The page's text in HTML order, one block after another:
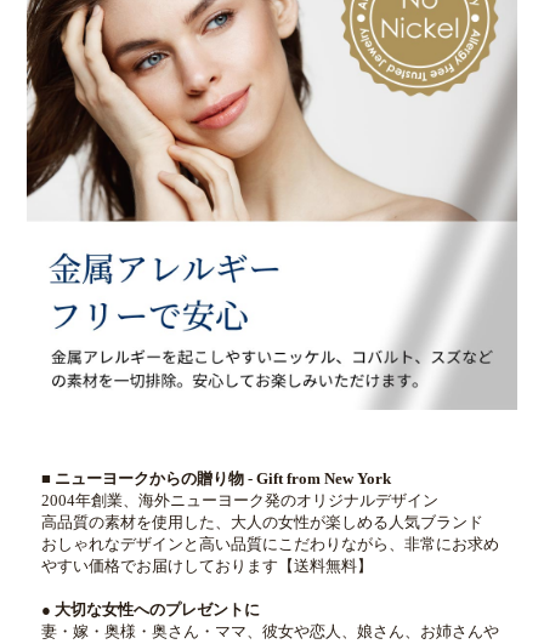
■ ニューヨークからの贈り物 - Gift from New York
2004年創業、海外ニューヨーク発のオリジナルデザイン
高品質の素材を使用した、大人の女性が楽しめる人気ブランド
おしゃれなデザインと高い品質にこだわりながら、非常にお求め
やすい価格でお届けしております【送料無料】
● 大切な女性へのプレゼントに
妻・嫁・奥様・奥さん・ママ、彼女や恋人、娘さん、お姉さんや